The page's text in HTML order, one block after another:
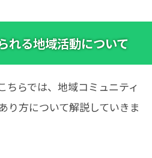
れる地域活動について
ちらでは、地域コミュニティ
り方について解説していきま